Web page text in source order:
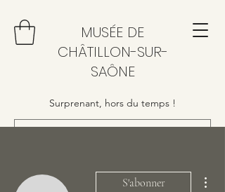
MUSÉE DE
CHÂTILLON-SUR-
SAÔNE
Surprenant, hors du temps !
S'abonner